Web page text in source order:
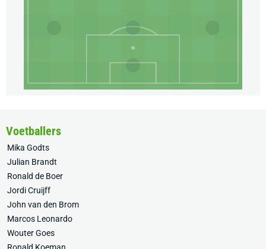
Voetballers
Mika Godts
Julian Brandt
Ronald de Boer
Jordi Cruijff
John van den Brom
Marcos Leonardo
Wouter Goes